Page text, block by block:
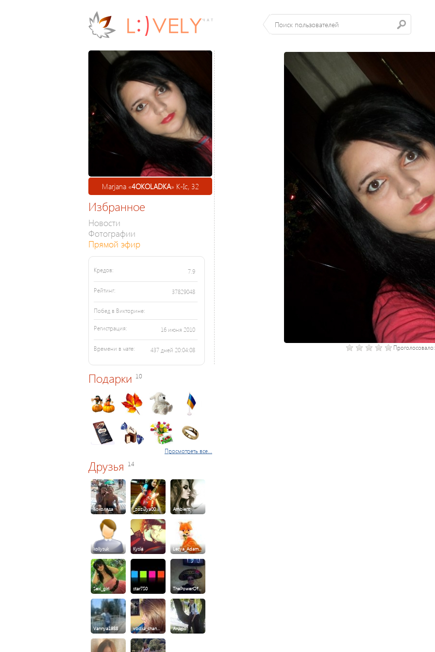
Marjana «4OKOLADKA» К-Іс, 32
Избранное
Новости
Фотографии
Прямой эфир
Кредов: 7.9
Рейтинг: 37829048
Побед в Викторине:
Регистрация: 16 июня 2010
Времени в чате: 437 дней 20:04:08
Подарки 10
Просмотреть все...
Друзья 14
4околяда _zozulya00… Ambient
koliysuk Kysia Lesya_Adam…
Sexi_girl star750 ThePowerOf…
Vannya1988 vodka_chan… Андро